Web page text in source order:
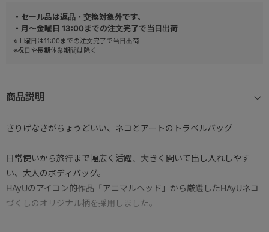
・セール品は返品・交換対象外です。
・月～金曜日 13:00までの注文完了で当日出荷
※土曜日は11:00までの注文完了で当日出荷
※祝日や長期休業期間は除く
商品説明
さりげなさがちょうどいい、ネコとアートのトラベルバッグ
日常使いから旅行まで幅広く活躍。大きく開いて出し入れしやす
い、大人のボディバッグ。
HAyUのアイコン的作品「アニマルヘッド」から厳選したHAyUネコ
づくしのオリジナル柄を採用しました。